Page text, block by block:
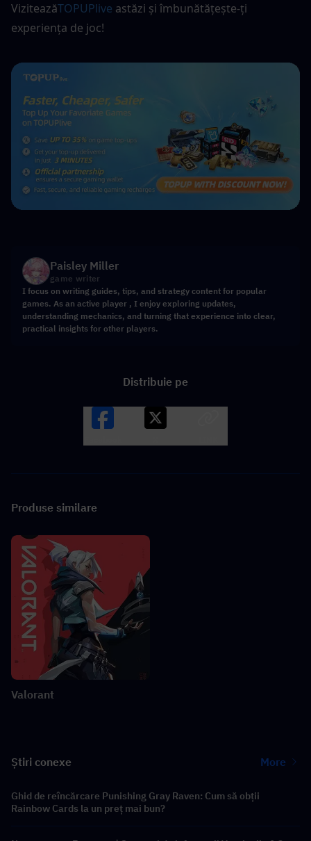
ViziteazăTOPUPlive astăzi și îmbunătățește-ți
experiența de joc!
Paisley Miller
game writer
I focus on writing guides, tips, and strategy content for popular
games. As an active player , I enjoy exploring updates,
understanding mechanics, and turning that experience into clear,
practical insights for other players.
Distribuie pe
Produse similare
Valorant
Știri conexe More
Ghid de reîncărcare Punishing Gray Raven: Cum să obții
Rainbow Cards la un preț mai bun?